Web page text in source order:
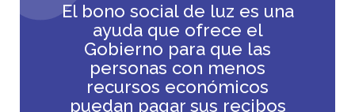
El bono social de luz es una
ayuda que ofrece el
Gobierno para que las
personas con menos
recursos económicos
puedan pagar sus recibos